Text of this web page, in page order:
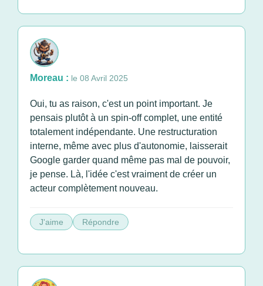
Moreau : le 08 Avril 2025
Oui, tu as raison, c'est un point important. Je
pensais plutôt à un spin-off complet, une entité
totalement indépendante. Une restructuration
interne, même avec plus d'autonomie, laisserait
Google garder quand même pas mal de pouvoir,
je pense. Là, l'idée c'est vraiment de créer un
acteur complètement nouveau.
J'aime Répondre